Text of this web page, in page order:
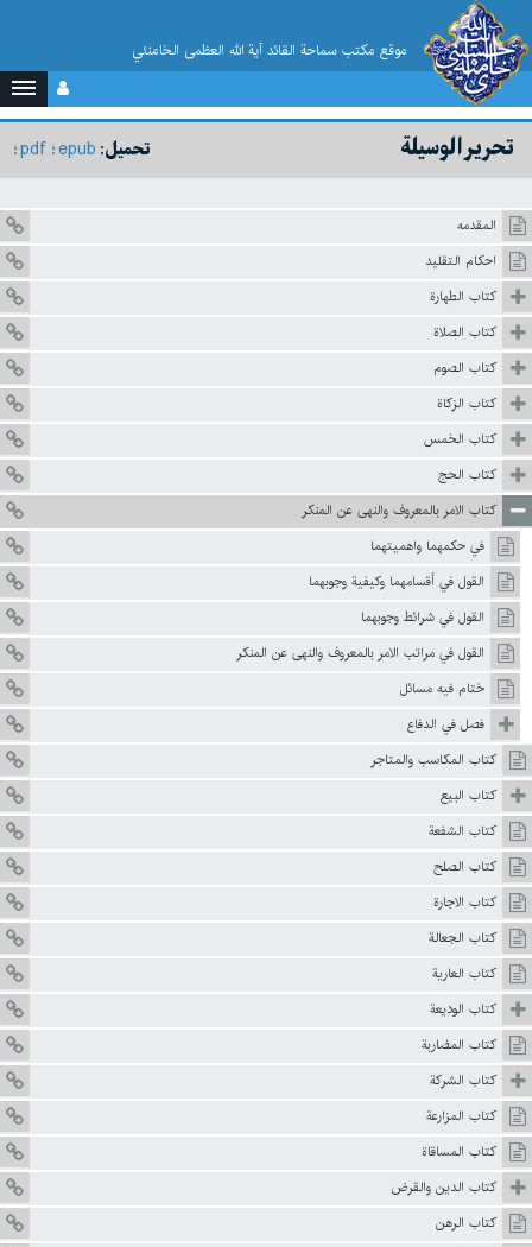
موقع مکتب سماحة القائد آية الله العظمى الخامنئي
تحميل: epub
pdf تحرير الوسيلة
المقدمه
احكام التقليد
كتاب الطهارة
كتاب الصلاة
كتاب الصوم
كتاب الزكاة
كتاب الخمس
كتاب الحج
كتاب الامر بالمعروف والنهى عن المنكر
في حكمهما واهميتهما
القول في أقسامهما وكيفية وجوبهما
القول في شرائط وجوبهما
القول في مراتب الامر بالمعروف والنهى عن المنكر
ختام فيه مسائل
فصل في الدفاع
كتاب المكاسب والمتاجر
كتاب البيع
كتاب الشفعة
كتاب الصلح
كتاب الاجارة
كتاب الجعالة
كتاب العارية
كتاب الوديعة
كتاب المضاربة
كتاب الشركة
كتاب المزارعة
كتاب المساقاة
كتاب الدين والقرض
كتاب الرهن